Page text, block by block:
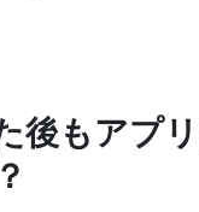
後もアプ